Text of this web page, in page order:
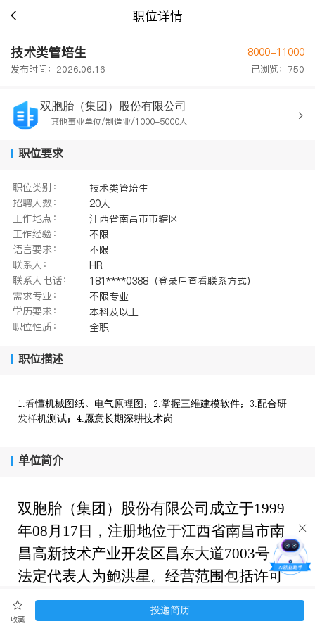
职位详情
技术类管培生 8000-11000
发布时间：2026.06.16 已浏览：750
双胞胎（集团）股份有限公司
其他事业单位/制造业/1000-5000人
职位要求
职位类别：
技术类管培生
招聘人数：
20人
工作地点：
江西省南昌市市辖区
工作经验：
不限
语言要求：
不限
联系人：
HR
联系人电话：
181****0388（登录后查看联系方式）
需求专业：
不限专业
学历要求：
本科及以上
职位性质：
全职
职位描述
.懂机械图纸电气原图.掌握三维建模软件.配合研
机测试.愿意长期深耕技术岗
单位简介
双胞胎（集团）股份有限公司成立于1999
年08月17日，注册地位于江西省南昌市南
昌高新技术产业开发区昌东大道7003号，
法定代表人为鲍洪星。经营范围包括许可
项目：饲料生产，饲料添加剂生产，牲畜
饲养，种畜禽生产，种畜禽经营，生猪屠
收藏
投递简历